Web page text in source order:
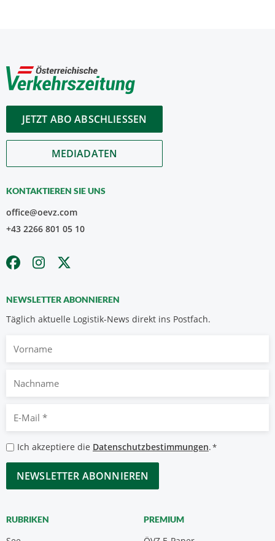
JETZT ABO ABSCHLIESSEN
MEDIADATEN
KONTAKTIEREN SIE UNS
office@oevz.com
+43 2266 801 05 10
NEWSLETTER ABONNIEREN
Täglich aktuelle Logistik-News direkt ins Postfach.
Nachname
Mail
*
Datenschutzbestimmungen
*
Ich akzeptiere die Datenschutzbestimmungen.*
CAPTCHA
RUBRIKEN PREMIUM